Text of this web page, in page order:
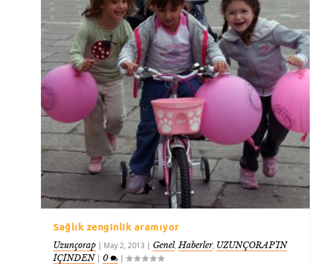
Sağlık zenginlik aramıyor
Uzunçorap | May 2, 2013 | Genel,Haberler, UZUNÇORAP’IN
İÇİNDEN| 0 |